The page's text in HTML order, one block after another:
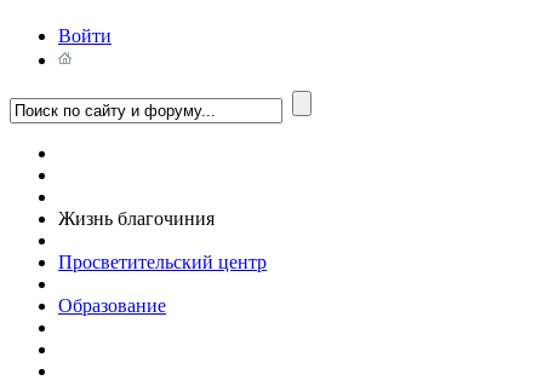
Войти
Жизнь благочиния
Просветительский центр
Образование